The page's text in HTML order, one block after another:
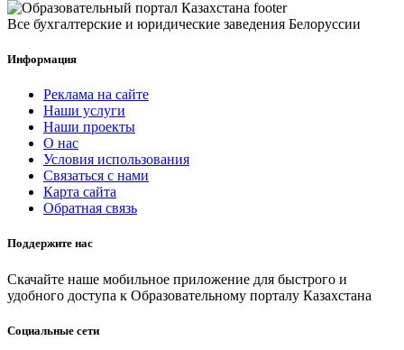
Все бухгалтерские и юридические заведения Белоруссии
Информация
Реклама на сайте
Наши услуги
Наши проекты
О нас
Условия использования
Связаться с нами
Карта сайта
Обратная связь
Поддержите нас
Скачайте наше мобильное приложение для быстрого и
удобного доступа к Образовательному порталу Казахстана
Социальные сети